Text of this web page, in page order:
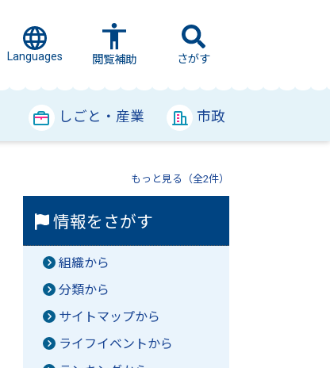
Languages 閲覧補助 さがす
しごと・産業 市政
もっと見る（全2件）
情報をさがす
組織から
分類から
サイトマップから
ライフイベントから